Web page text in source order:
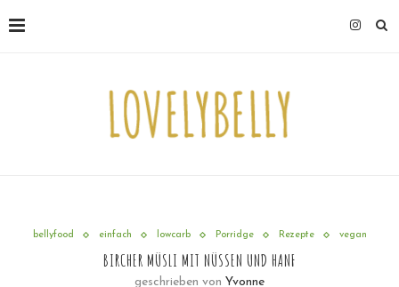
bellyfood einfach lowcarb Porridge Rezepte vegan
BIRCHER MÜSLI MIT NÜSSEN UND HANF
geschrieben von Yvonne